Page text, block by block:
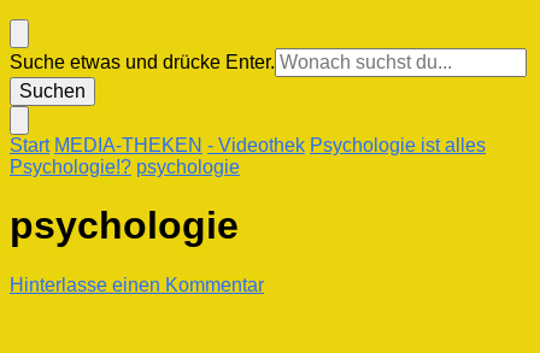
Suchst
du
nach
Suche etwas und drücke Enter.
Start MEDIA-THEKEN - Videothek Psychologie ist alles
Psychologie!? psychologie
psychologie
Hinterlasse einen Kommentarzu